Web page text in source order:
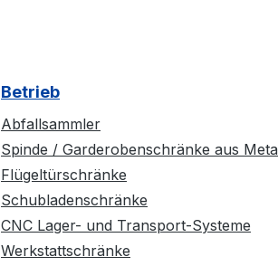
Betrieb
Abfallsammler
Spinde / Garderobenschränke aus
Flügeltürschränke
Schubladenschränke
CNC Lager- und Transport-Systeme
Werkstattschränke